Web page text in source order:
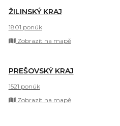
ŽILINSKÝ KRAJ
1801 ponúk
Zobrazit na mapě
PREŠOVSKÝ KRAJ
1521 ponúk
Zobrazit na mapě